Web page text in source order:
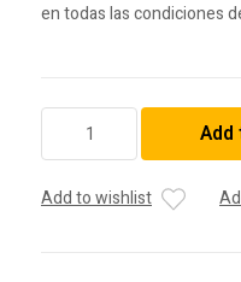
en todas las condiciones
quantity
Add to wishlist